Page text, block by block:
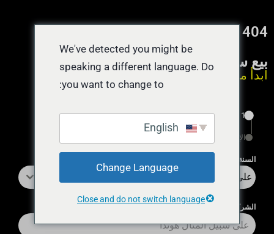
404 — الصفحة غير موجودة
بيع سيارة نقداً اليوم
ابدأ من هنا يستغرق 55 ثانية
1
الإنهاء
السنة
على سبيل المثال 2018
الشركة المُصنِّعة
We've detected you might be
speaking a different language. Do
you want to change to:
Change Language
Close and do not switch language